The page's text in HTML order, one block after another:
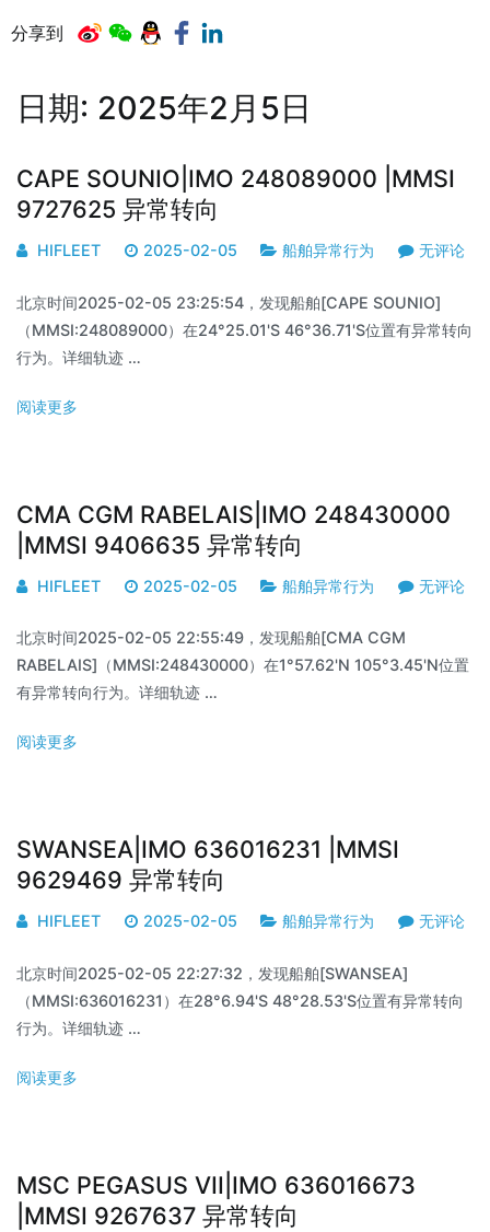
分享到
日期: 2025年2月5日
CAPE SOUNIO|IMO 248089000 |MMSI
9727625 异常转向
HIFLEET 2025-02-05 船舶异常行为 无评论
北京时间2025-02-05 23:25:54，发现船舶[CAPE SOUNIO]
（MMSI:248089000）在24°25.01'S 46°36.71'S位置有异常转向
行为。详细轨迹 …
阅读更多
CMA CGM RABELAIS|IMO 248430000
|MMSI 9406635 异常转向
HIFLEET 2025-02-05 船舶异常行为 无评论
北京时间2025-02-05 22:55:49，发现船舶[CMA CGM
RABELAIS]（MMSI:248430000）在1°57.62'N 105°3.45'N位置
有异常转向行为。详细轨迹 …
阅读更多
SWANSEA|IMO 636016231 |MMSI
9629469 异常转向
HIFLEET 2025-02-05 船舶异常行为 无评论
北京时间2025-02-05 22:27:32，发现船舶[SWANSEA]
（MMSI:636016231）在28°6.94'S 48°28.53'S位置有异常转向
行为。详细轨迹 …
阅读更多
MSC PEGASUS VII|IMO 636016673
|MMSI 9267637 异常转向